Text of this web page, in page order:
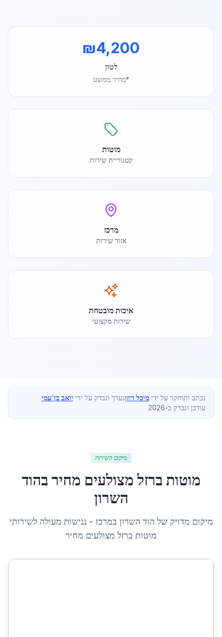
₪4,200
לטון
*מחיר ממוצע
מוטות
קטגוריית שירות
מרכז
אזור שירות
איכות מובטחת
שירות מקצועי
נכתב ותוחקר על ידי מיכל רוזןנערך ונבדק על ידי יואב בן־עמי
עודכן ונבדק ב-2026
מיקום השירות
מוטות ברזל מצולעים מחירבהוד
השרון
מיקום מדויק של הוד השרון במרכז - נגישות מעולה לשירותי
מוטות ברזל מצולעים מחיר